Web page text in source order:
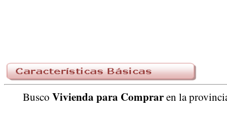
BuscoVivienda para Compraren la